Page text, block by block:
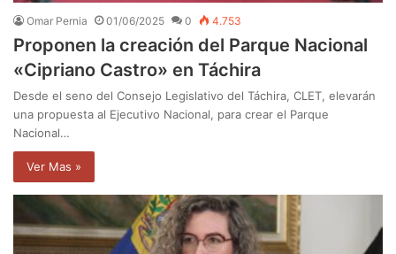
Omar Pernia 01/06/2025 0 4.753
Proponen la creación del Parque Nacional
«Cipriano Castro» en Táchira
Desde el seno del Consejo Legislativo del Táchira, CLET, elevarán
una propuesta al Ejecutivo Nacional, para crear el Parque
Nacional…
Ver Mas »